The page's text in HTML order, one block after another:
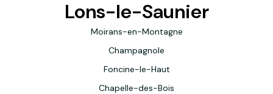
Lons-le-Saunier
Moirans-en-Montagne
Champagnole
Foncine-le-Haut
Chapelle-des-Bois